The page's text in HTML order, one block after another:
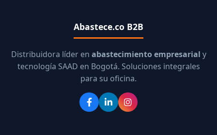
Abastece.co B2B
Distribuidora líder en abastecimiento empresarial y
tecnología SAAD en Bogotá. Soluciones integrales
para su oficina.